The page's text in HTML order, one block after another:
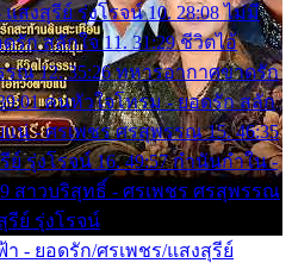
สงสุรีย์ รุ่งโรจน์ 10. 28:08 ไม่มี
รัก สลักใจ 11. 31:29 ชีวิตไอ้
ณ 12. 35:26 ทหารอากาศขาดรัก
คนหัวใจโทรม - ยอดรัก สลัก
แน่ - ศรเพชร ศรสุพรรณ 15. 46:35
รุ่งโรจน์ 16. 49:57 กำนันกำใน -
สาวบริสุทธิ์ - ศรเพชร ศรสุพรรณ
รีย์ รุ่งโรจน์
- ยอดรัก/ศรเพชร/แสงสุรีย์